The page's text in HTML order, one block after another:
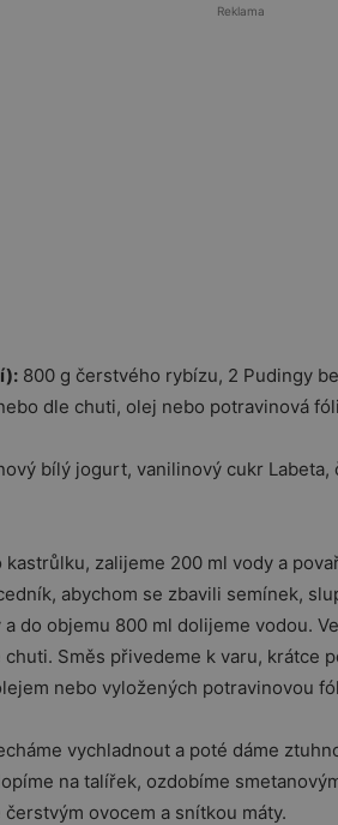
Reklama
800 g čerstvého rybízu, 2 Pudingy
dle chuti, olej nebo potravinová
bílý jogurt, vanilinový cukr
kastrůlku, zalijeme 200 ml vody a
abychom se zbavili semínek,
do objemu 800 ml dolijeme vodou.
Směs přivedeme k varu, krátce
nebo vyložených potravinovou
vychladnout a poté dáme
na talířek, ozdobíme
ovocem a snítkou máty.